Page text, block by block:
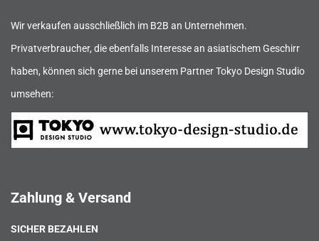
Wir verkaufen ausschließlich im B2B an Unternehmen.
Privatverbraucher, die ebenfalls Interesse an asiatischem Geschirr
haben, können sich gerne bei unserem Partner Tokyo Design Studio
umsehen:
Zahlung & Versand
SICHER BEZAHLEN